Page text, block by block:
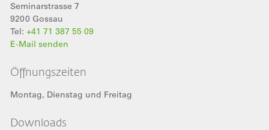
Seminarstrasse 7
9200 Gossau
Tel: +41 71 387 55 09
E-Mail senden
Öffnungszeiten
Montag, Dienstag und Freitag
Downloads